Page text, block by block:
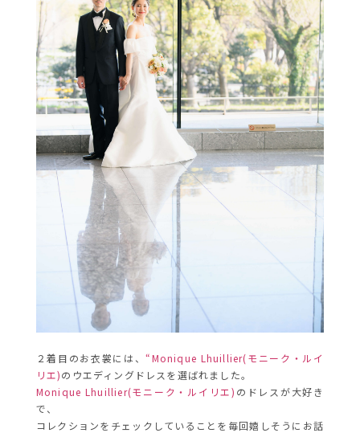
２着目のお衣裳には、“Monique Lhuillier(モニーク・ルイ
リエ)のウエディングドレスを選ばれました。
Monique Lhuillier(モニーク・ルイリエ) のドレスが大好き
で、
コレクションをチェックしていることを毎回嬉しそうにお話